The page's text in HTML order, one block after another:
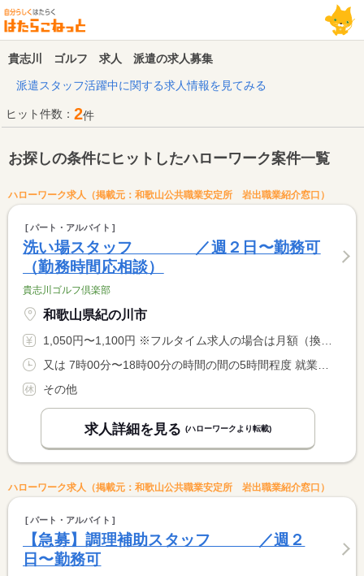
貴志川 ゴルフ 求人 派遣の求人募集
派遣スタッフ活躍中に関する求人情報を見てみる
ヒット件数： 2件
お探しの条件にヒットしたハローワーク案件一覧
ハローワーク求人（掲載元：和歌山公共職業安定所 岩出職業紹介窓口）
パート・アルバイト
洗い場スタッフ ／週２日〜勤務可
（勤務時間応相談）
貴志川ゴルフ倶楽部
和歌山県紀の川市
1,050円〜1,100円 ※フルタイム求人の場合は月額（換算額）、パート求人の場合は時間額を表示しています。
その他
求人詳細を見る (ハローワークより転載)
ハローワーク求人（掲載元：和歌山公共職業安定所 岩出職業紹介窓口）
パート・アルバイト
【急募】調理補助スタッフ ／週２
日〜勤務可